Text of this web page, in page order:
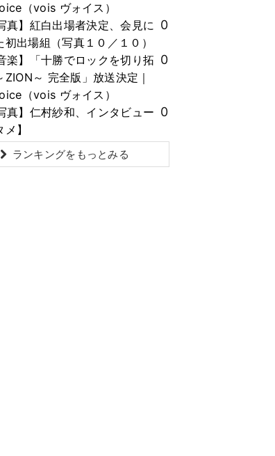
（vois ヴォイス）
真】紅白出場者決定、会見に
初出場組（写真１０／１０）
0
楽】「十勝でロックを切り拓
ZION～ 完全版」放送決定｜
（vois ヴォイス）
0
真】仁村紗和、インタビュー
メ】
0
ランキングをもっとみる